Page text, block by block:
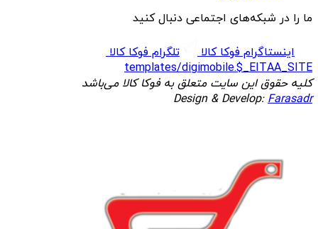
ما را در شبکه‌های اجتماعی دنبال کنید
اینستاگرام فوکا کالا
تلگرام فوکا کالا
templates/digimobile.$_EITAA_SITE
کلیه حقوق این سایت متعلق به فوکا کالا می‌باشد
Design & Develop:Farasadr